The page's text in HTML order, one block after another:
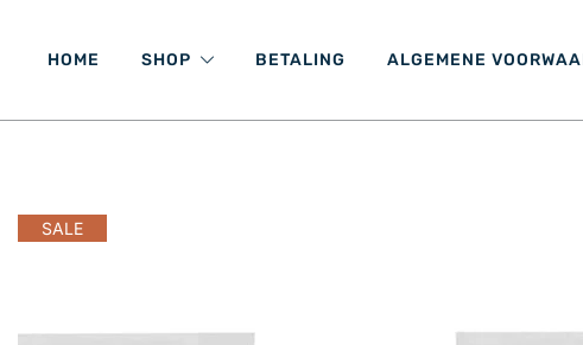
HOME SHOP BETALING ALGEMENE
SALE